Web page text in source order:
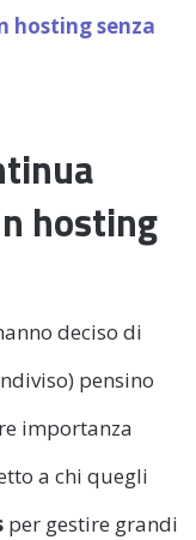
hosting senza
hosting
deciso di
pensino
importanza
a chi quegli
per gestire grandi